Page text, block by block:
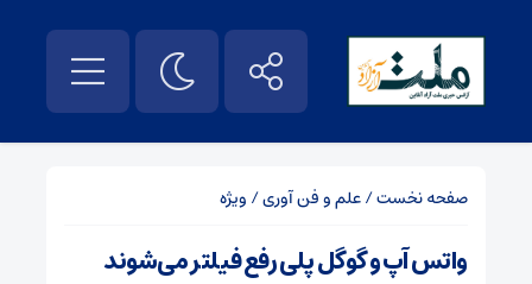
صفحه نخست/علم و فن آوری/ ویژه
واتس آپ و گوگل پلی رفع فیلتر می‌شوند